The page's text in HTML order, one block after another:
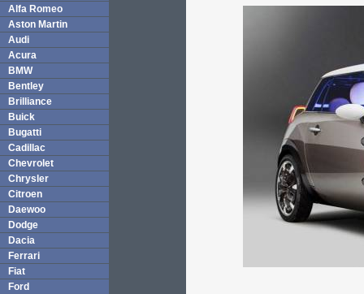
Alfa Romeo
Aston Martin
Audi
Acura
BMW
Bentley
Brilliance
Buick
Bugatti
Cadillac
Chevrolet
Chrysler
Citroen
Daewoo
Dodge
Dacia
Ferrari
Fiat
Ford